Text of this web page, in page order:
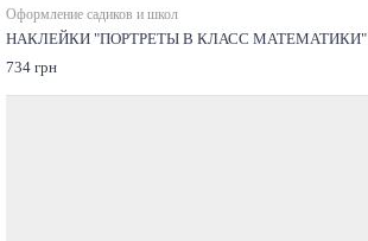
Оформление садиков и школ
НАКЛЕЙКИ "ПОРТРЕТЫ В КЛАСС МАТЕМАТИКИ"
734 грн